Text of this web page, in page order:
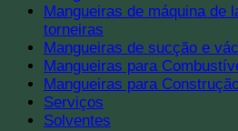
Mangueiras de máquina de
torneiras
Mangueiras de sucção e
Mangueiras para
Mangueiras para
Serviços
Solventes